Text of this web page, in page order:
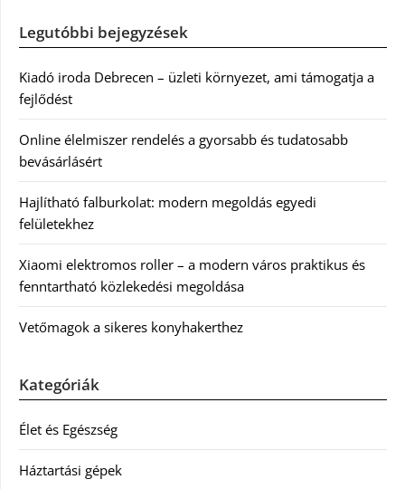
Legutóbbi bejegyzések
Kiadó iroda Debrecen – üzleti környezet, ami támogatja a
fejlődést
Online élelmiszer rendelés a gyorsabb és tudatosabb
bevásárlásért
Hajlítható falburkolat: modern megoldás egyedi
felületekhez
Xiaomi elektromos roller – a modern város praktikus és
fenntartható közlekedési megoldása
Vetőmagok a sikeres konyhakerthez
Kategóriák
Élet és Egészség
Háztartási gépek